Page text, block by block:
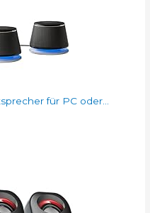
für PC oder...